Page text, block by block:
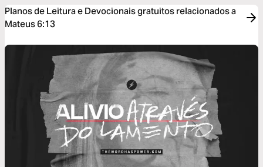
Planos de Leitura e Devocionais gratuitos relacionados a
Mateus 6:13